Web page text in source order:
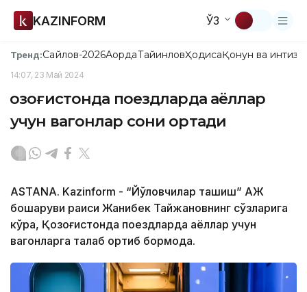
KAZINFORM ЎЗ
Тренд:Сайлов-2026АқордаТайинловҲодисаҚонун ва
14:07, 23 Май 2024
Қозоғистонда поездларда аёллар
учун вагонлар сони ортади
ASTANA. Kazinform - “Йўловчилар ташиш” АЖ
бошқаруви раиси Жанибек Тайжановнинг сўзларига
кўра, Қозоғистонда поездларда аёллар учун
вагонларга талаб ортиб бормоқда.